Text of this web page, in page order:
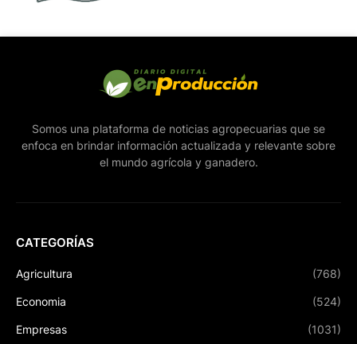
Somos una plataforma de noticias agropecuarias que se
enfoca en brindar información actualizada y relevante sobre
el mundo agrícola y ganadero.
CATEGORÍAS
Agricultura (768)
Economia (524)
Empresas (1031)